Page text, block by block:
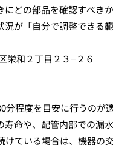
どの部品を確認すべき
が「自分で調整できる
栄和２丁目２３−２６
分程度を目安に行うの
命や、配管内部での漏
けている場合は、機器の